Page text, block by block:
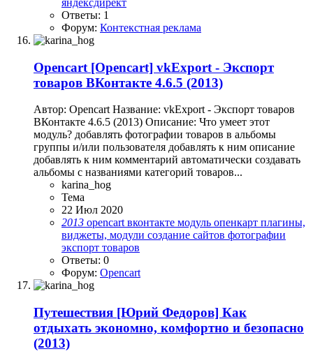
Ответы: 1
Форум: Контекстная реклама
Opencart [Opencart] vkExport - Экспорт
товаров ВКонтакте 4.6.5 (2013)
Автор: Opencart Название: vkExport - Экспорт товаров
ВКонтакте 4.6.5 (2013) Описание: Что умеет этот
модуль? добавлять фотографии товаров в альбомы
группы и/или пользователя добавлять к ним описание
добавлять к ним комментарий автоматически создавать
альбомы с названиями категорий товаров...
karina_hog
Тема
22 Июл 2020
2013 opencart вконтакте модуль опенкарт плагины,
виджеты, модули создание сайтов фотографии
экспорт товаров
Ответы: 0
Форум: Opencart
Путешествия [Юрий Федорoв] Как
отдыхать экономно, комфортно и безопасно
(2013)